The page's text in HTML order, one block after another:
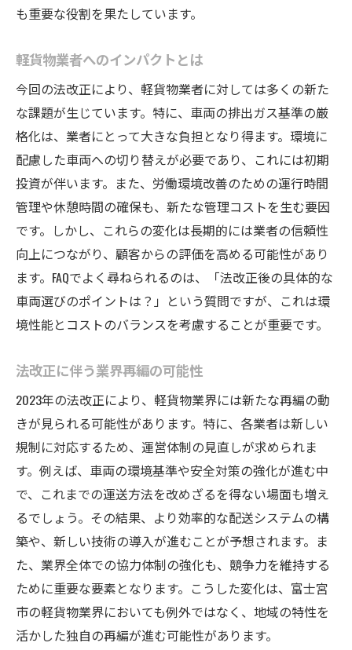
も重要な役割を果たしています。
軽貨物業者へのインパクトとは
今回の法改正により、軽貨物業者に対しては多くの新た
な課題が生じています。特に、車両の排出ガス基準の厳
格化は、業者にとって大きな負担となり得ます。環境に
配慮した車両への切り替えが必要であり、これには初期
投資が伴います。また、労働環境改善のための運行時間
管理や休憩時間の確保も、新たな管理コストを生む要因
です。しかし、これらの変化は長期的には業者の信頼性
向上につながり、顧客からの評価を高める可能性があり
ます。FAQでよく尋ねられるのは、「法改正後の具体的な
車両選びのポイントは？」という質問ですが、これは環
境性能とコストのバランスを考慮することが重要です。
法改正に伴う業界再編の可能性
2023年の法改正により、軽貨物業界には新たな再編の動
きが見られる可能性があります。特に、各業者は新しい
規制に対応するため、運営体制の見直しが求められま
す。例えば、車両の環境基準や安全対策の強化が進む中
で、これまでの運送方法を改めざるを得ない場面も増え
るでしょう。その結果、より効率的な配送システムの構
築や、新しい技術の導入が進むことが予想されます。ま
た、業界全体での協力体制の強化も、競争力を維持する
ために重要な要素となります。こうした変化は、富士宮
市の軽貨物業界においても例外ではなく、地域の特性を
活かした独自の再編が進む可能性があります。